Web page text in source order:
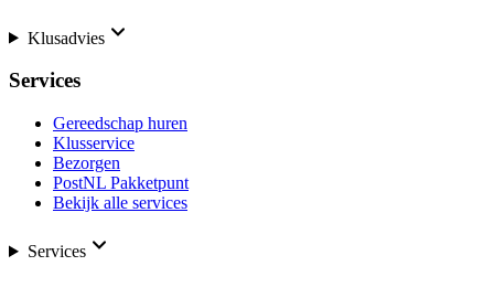
Klusadvies
Services
Gereedschap huren
Klusservice
Bezorgen
PostNL Pakketpunt
Bekijk alle services
Services